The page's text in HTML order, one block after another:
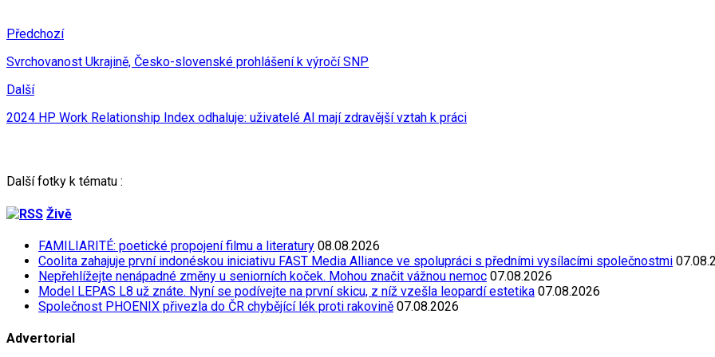
Předchozí
Svrchovanost Ukrajině, Česko-slovenské prohlášení k výročí SNP
Další
2024 HP Work Relationship Index odhaluje: uživatelé AI mají zdravější vztah k práci
Další fotky k tématu :
Živě
FAMILIARITÉ: poetické propojení filmu a literatury 08.08.2026
Coolita zahajuje první indonéskou iniciativu FAST Media Alliance ve spolupráci s předními vysílacími společnostmi
Nepřehlížejte nenápadné změny u seniorních koček. Mohou značit vážnou nemoc 07.08.2026
Model LEPAS L8 už znáte. Nyní se podívejte na první skicu, z níž vzešla leopardí estetika 07.08.2026
Společnost PHOENIX přivezla do ČR chybějící lék proti rakovině 07.08.2026
Advertorial